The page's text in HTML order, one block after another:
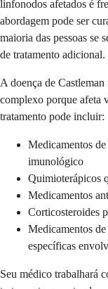
linfonodos afetados é
abordagem pode ser
maioria das pessoas se
de tratamento adicional.
A doença de
complexo porque afeta
tratamento pode incluir:
Medicamentos
imunológico
Quimioterápicos
Medicamentos
Corticosteroides
Medicamentos
específicas
Seu médico trabalhará